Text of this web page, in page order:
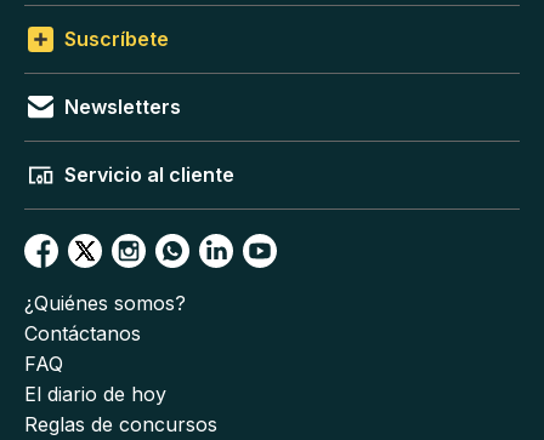
Suscríbete
Newsletters
Servicio al cliente
¿Quiénes somos?
Contáctanos
FAQ
El diario de hoy
Reglas de concursos